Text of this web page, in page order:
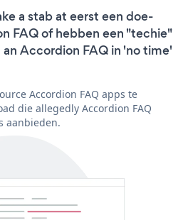
a stab at eerst een doe-
FAQ of hebben een "techie"
Accordion FAQ in 'no time'
Accordion FAQ apps te
die allegedly Accordion FAQ
aanbieden.